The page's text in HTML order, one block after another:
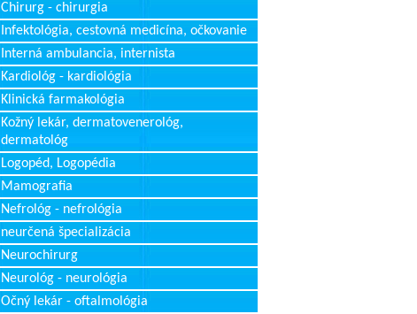
Chirurg - chirurgia
Infektológia, cestovná medicína, očkovanie
Interná ambulancia, internista
Kardiológ - kardiológia
Klinická farmakológia
Kožný lekár, dermatovenerológ,
dermatológ
Logopéd, Logopédia
Mamografia
Nefrológ - nefrológia
neurčená špecializácia
Neurochirurg
Neurológ - neurológia
Očný lekár - oftalmológia